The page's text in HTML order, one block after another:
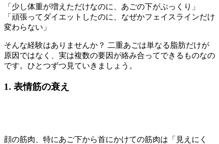
「少し体重が増えただけなのに、あごの下がぷっくり」
「頑張ってダイエットしたのに、なぜかフェイスラインだけ
変わらない」
そんな経験はありませんか？ 二重あごは単なる脂肪だけが
原因ではなく、実は複数の要因が絡み合ってできるものなの
です。ひとつずつ見ていきましょう。
1. 表情筋の衰え
顔の筋肉、特にあご下から首にかけての筋肉は「見えにく